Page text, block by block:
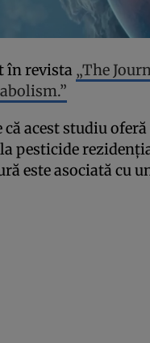
în revista „The
acest studiu
pesticide
este asociată cu